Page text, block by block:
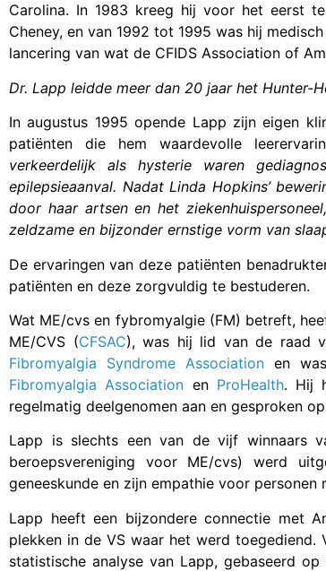
Carolina. In 1983 kreeg hij voor het eerst
Cheney, en van 1992 tot 1995 was hij
lancering van wat de CFIDS Association of
Dr. Lapp leidde meer dan 20 jaar het Hunter-
In augustus 1995 opende Lapp zijn eigen
patiënten die hem waardevolle
verkeerdelijk als hysterie waren
epilepsieaanval. Nadat Linda Hopkins’
door haar artsen en het
zeldzame en bijzonder ernstige vorm van
De ervaringen van deze patiënten
patiënten en deze zorgvuldig te bestuderen.
Wat ME/cvs en fybromyalgie (FM) betreft,
ME/CVS (CFSAC), was hij lid van de raad
Fibromyalgia Syndrome Association en
Fibromyalgia Association en ProHealth. Hij
regelmatig deelgenomen aan en gesproken
Lapp is slechts een van de vijf winnaars
beroepsvereniging voor ME/cvs) werd
geneeskunde en zijn empathie voor personen
Lapp heeft een bijzondere connectie met
plekken in de VS waar het werd
statistische analyse van Lapp, gebaseerd